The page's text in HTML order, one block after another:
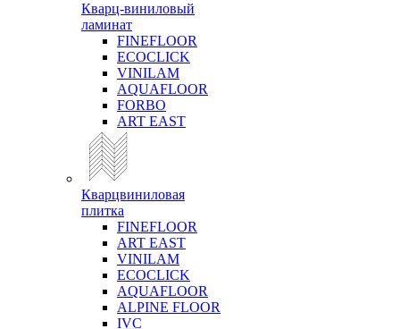
Кварц-виниловый
ламинат
FINEFLOOR
ECOCLICK
VINILAM
AQUAFLOOR
FORBO
ART EAST
Кварцвиниловая
плитка
FINEFLOOR
ART EAST
VINILAM
ECOCLICK
AQUAFLOOR
ALPINE FLOOR
IVC